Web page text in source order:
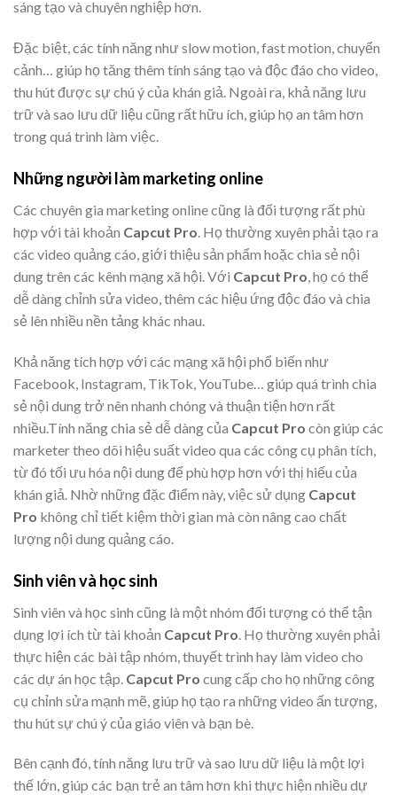
sáng tạo và chuyên nghiệp hơn.
Đặc biệt, các tính năng như slow motion, fast motion, chuyển
cảnh… giúp họ tăng thêm tính sáng tạo và độc đáo cho video,
thu hút được sự chú ý của khán giả. Ngoài ra, khả năng lưu
trữ và sao lưu dữ liệu cũng rất hữu ích, giúp họ an tâm hơn
trong quá trình làm việc.
Những người làm marketing online
Các chuyên gia marketing online cũng là đối tượng rất phù
hợp với tài khoản Capcut Pro. Họ thường xuyên phải tạo ra
các video quảng cáo, giới thiệu sản phẩm hoặc chia sẻ nội
dung trên các kênh mạng xã hội. Với Capcut Pro, họ có thể
dễ dàng chỉnh sửa video, thêm các hiệu ứng độc đáo và chia
sẻ lên nhiều nền tảng khác nhau.
Khả năng tích hợp với các mạng xã hội phổ biến như
Facebook, Instagram, TikTok, YouTube… giúp quá trình chia
sẻ nội dung trở nên nhanh chóng và thuận tiện hơn rất
nhiều.Tính năng chia sẻ dễ dàng của Capcut Pro còn giúp các
marketer theo dõi hiệu suất video qua các công cụ phân tích,
từ đó tối ưu hóa nội dung để phù hợp hơn với thị hiếu của
khán giả. Nhờ những đặc điểm này, việc sử dụng Capcut
Pro không chỉ tiết kiệm thời gian mà còn nâng cao chất
lượng nội dung quảng cáo.
Sinh viên và học sinh
Sinh viên và học sinh cũng là một nhóm đối tượng có thể tận
dụng lợi ích từ tài khoản Capcut Pro . Họ thường xuyên phải
thực hiện các bài tập nhóm, thuyết trình hay làm video cho
các dự án học tập. Capcut Pro cung cấp cho họ những công
cụ chỉnh sửa mạnh mẽ, giúp họ tạo ra những video ấn tượng,
thu hút sự chú ý của giáo viên và bạn bè.
Bên cạnh đó, tính năng lưu trữ và sao lưu dữ liệu là một lợi
thế lớn, giúp các bạn trẻ an tâm hơn khi thực hiện nhiều dự